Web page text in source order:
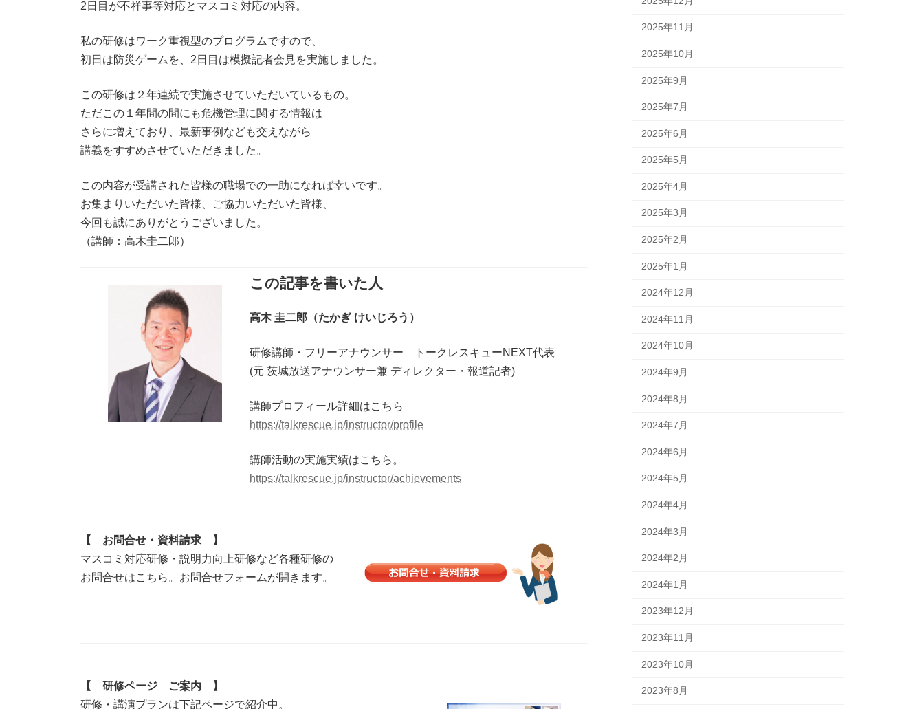
2日目が不祥事等対応とマスコミ対応の内容。
私の研修はワーク重視型のプログラムですので、
初日は防災ゲームを、2日目は模擬記者会見を実施しました。
この研修は２年連続で実施させていただいているもの。
ただこの１年間の間にも危機管理に関する情報は
さらに増えており、最新事例なども交えながら
講義をすすめさせていただきました。
この内容が受講された皆様の職場での一助になれば幸いです。
お集まりいただいた皆様、ご協力いただいた皆様、
今回も誠にありがとうございました。
（講師：高木圭二郎）
この記事を書いた人
高木 圭二郎（たかぎ けいじろう）
研修講師・フリーアナウンサー トークレスキューNEXT代表
(元 茨城放送アナウンサー兼 ディレクター・報道記者)
講師プロフィール詳細はこちら
https://talkrescue.jp/instructor/profile
講師活動の実施実績はこちら。
https://talkrescue.jp/instructor/achievements
【 お問合せ・資料請求 】
マスコミ対応研修・説明力向上研修など各種研修の
お問合せはこちら。お問合せフォームが開きます。
【 研修ページ ご案内 】
研修・講演プランは下記ページで紹介中。
2025年11月
2025年10月
2025年9月
2025年7月
2025年6月
2025年5月
2025年4月
2025年3月
2025年2月
2025年1月
2024年12月
2024年11月
2024年10月
2024年9月
2024年8月
2024年7月
2024年6月
2024年5月
2024年4月
2024年3月
2024年2月
2024年1月
2023年12月
2023年11月
2023年10月
2023年8月